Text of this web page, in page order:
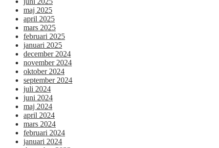
maj 2025
april 2025
mars 2025
februari 2025
januari 2025
december 2024
november 2024
oktober 2024
september 2024
juli 2024
juni 2024
maj 2024
april 2024
mars 2024
februari 2024
januari 2024